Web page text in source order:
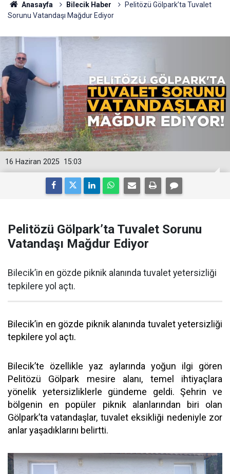
Anasayfa Bilecik Haber
Pelitözü Gölpark’ta Tuvalet
Sorunu Vatandaşı Mağdur Ediyor
15:03
16 Haziran 2025
Pelitözü Gölpark’ta Tuvalet Sorunu
Vatandaşı Mağdur Ediyor
Bilecik’in en gözde piknik alanında tuvalet yetersizliği
tepkilere yol açtı.
Bilecik’in en gözde piknik alanında tuvalet yetersizliği
tepkilere yol açtı.
Bilecik’te özellikle yaz aylarında yoğun ilgi gören
Pelitözü Gölpark mesire alanı, temel ihtiyaçlara
yönelik yetersizliklerle gündeme geldi. Şehrin ve
bölgenin en popüler piknik alanlarından biri olan
Gölpark’ta vatandaşlar, tuvalet eksikliği nedeniyle zor
anlar yaşadıklarını belirtti.